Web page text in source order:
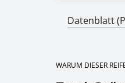
Datenblatt
WARUM DIESER